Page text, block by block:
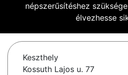
népszerűsítéshez
élvezhesse
Keszthely
Kossuth Lajos u. 77